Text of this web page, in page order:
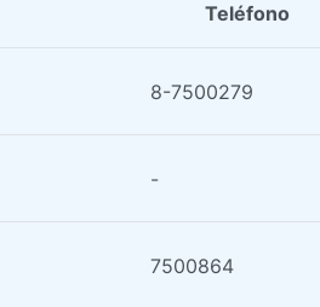
Teléfono
8-7500279
-
7500864